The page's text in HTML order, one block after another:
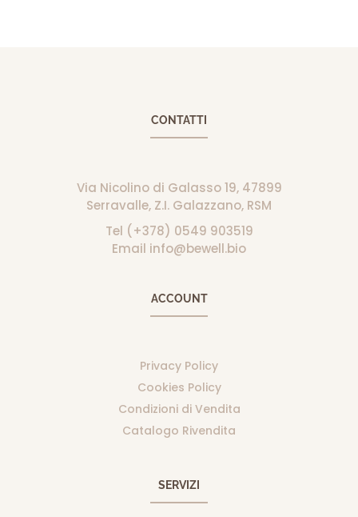
CONTATTI
Via Nicolino di Galasso 19, 47899
Serravalle, Z.I. Galazzano, RSM
Tel (+378) 0549 903519
Email info@bewell.bio
ACCOUNT
Privacy Policy
Cookies Policy
Condizioni di Vendita
Catalogo Rivendita
SERVIZI